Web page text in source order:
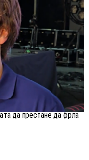
да престане да фрла